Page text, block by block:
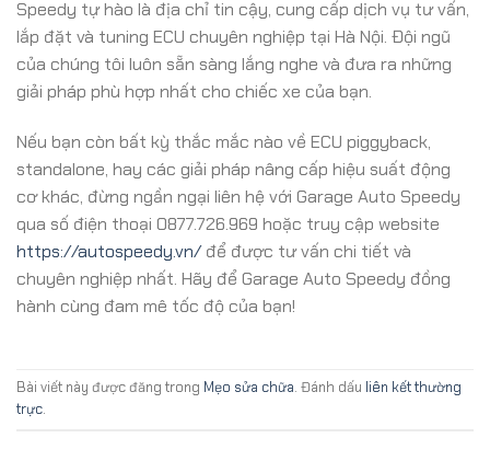
Speedy tự hào là địa chỉ tin cậy, cung cấp dịch vụ tư vấn,
lắp đặt và tuning ECU chuyên nghiệp tại Hà Nội. Đội ngũ
của chúng tôi luôn sẵn sàng lắng nghe và đưa ra những
giải pháp phù hợp nhất cho chiếc xe của bạn.
Nếu bạn còn bất kỳ thắc mắc nào về ECU piggyback,
standalone, hay các giải pháp nâng cấp hiệu suất động
cơ khác, đừng ngần ngại liên hệ với Garage Auto Speedy
qua số điện thoại 0877.726.969 hoặc truy cập website
https://autospeedy.vn/để được tư vấn chi tiết và
chuyên nghiệp nhất. Hãy để Garage Auto Speedy đồng
hành cùng đam mê tốc độ của bạn!
Bài viết này được đăng trong Mẹo sửa chữa. Đánh dấu liên kết thường
trực.